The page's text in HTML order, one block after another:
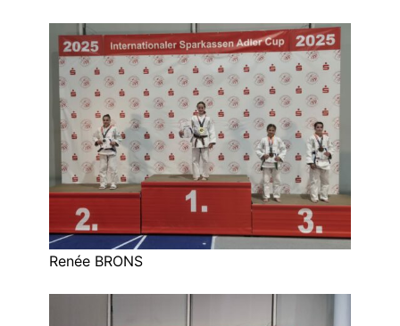
Renée BRONS